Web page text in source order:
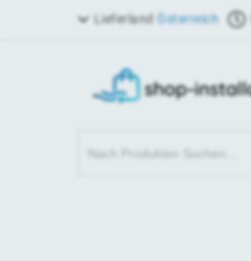
Lieferland Österreich